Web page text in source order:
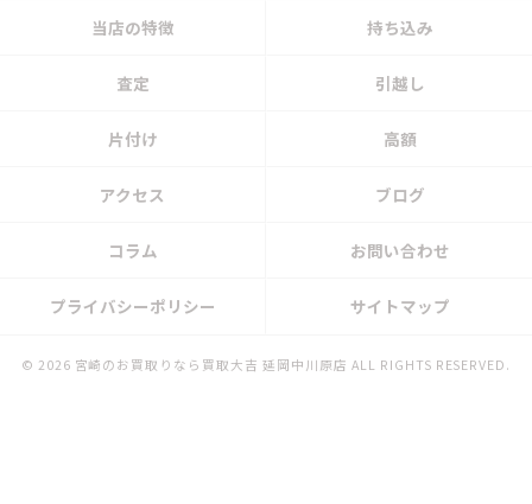
当店の特徴 持ち込み
査定 引越し
片付け 高額
アクセス ブログ
コラム お問い合わせ
プライバシーポリシー サイトマップ
© 2026 宮崎のお買取りなら買取大吉 延岡中川原店 ALL RIGHTS RESERVED.